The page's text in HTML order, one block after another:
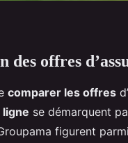
des offres
comparer les offres
se démarquent
figurent